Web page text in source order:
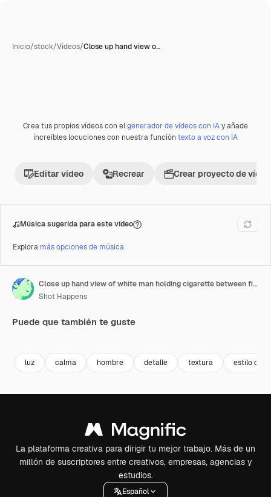
Inicio/stock/Vídeos/Close up hand view o…
Premium
Crea tus propios vídeos con elgenerador de vídeos con IAy añade
increíbles locuciones con nuestra función texto a voz con IA
Editar vídeo Recrear Crear proyecto de vídeo
Música sugerida para este vídeo
Explora más opciones de música
Close up hand view of white man holding cigarette between fingers while smoking in natural light with soft blur background showing gentle curls of smoke and warm tones of outdoor setting
Shot Happens
Puede que también te guste
luz calma hombre detalle textura estilo de
La plataforma creativa para dirigir tu mejor trabajo. Más de un
millón de suscriptores entre creativos, empresas, agencias y
estudios.
Español